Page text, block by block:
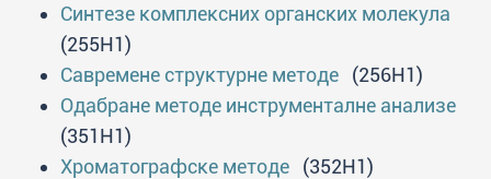
Синтезе комплексних органских молекула
(255H1)
Савремене структурне методе (256H1)
Одабране методе инструменталне анализе
(351H1)
Хроматографске методе (352H1)